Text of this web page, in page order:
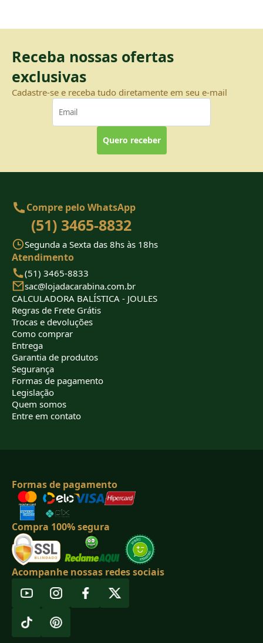
Receba nossas ofertas
exclusivas
Cadastre-se e receba tudo diretamente em seu e-mail
Quero receber
Compre pelo WhatsApp
(51) 3465-8832
Segunda a Sexta das 8hs às 18hs
Atendimento
(51) 3465-8833
sac@lojadacarabina.com.br
CALCULADORA BALÍSTICA - JOULES
Regras de Frete Grátis
Trocas e devoluções
Como comprar
Entrega
Garantia de produtos
Segurança
Formas de pagamento
Legislação
Quem somos
Entre em contato
Formas de pagamento
Compra 100% segura
Acompanhe nossas redes sociais